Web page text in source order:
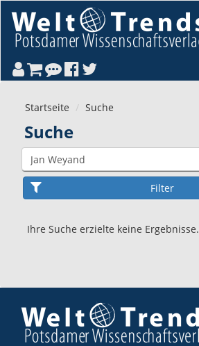
Startseite Suche
Suche
Ihre Suche erzielte keine Ergebnisse.